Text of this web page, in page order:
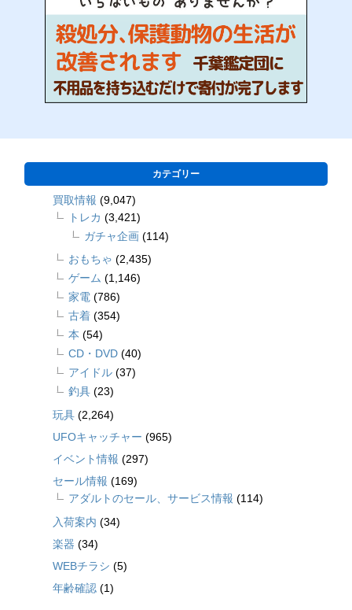
カテゴリー
買取情報 (9,047)
トレカ (3,421)
ガチャ企画 (114)
おもちゃ (2,435)
ゲーム (1,146)
家電 (786)
古着 (354)
本 (54)
CD・DVD (40)
アイドル (37)
釣具 (23)
玩具 (2,264)
UFOキャッチャー (965)
イベント情報 (297)
セール情報 (169)
アダルトのセール、サービス情報 (114)
入荷案内 (34)
楽器 (34)
WEBチラシ (5)
年齢確認 (1)